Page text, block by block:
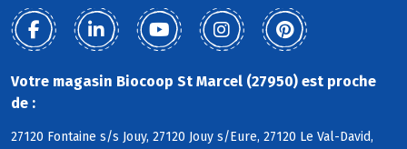
Votre magasin Biocoop St Marcel (27950) est proche
de :
27120 Fontaine s/s Jouy, 27120 Jouy s/Eure, 27120 Le Val-David,